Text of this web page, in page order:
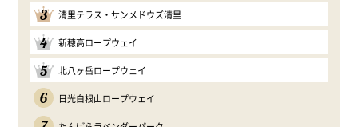
3 清里テラス・サンメドウズ清里
4 新穂高ロープウェイ
5 北八ヶ岳ロープウェイ
6 日光白根山ロープウェイ